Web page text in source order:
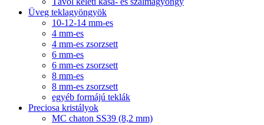
Üveg teklagyöngyök
10-12-14 mm-es
4 mm-es
4 mm-es zsorzsett
6 mm-es
6 mm-es zsorzsett
8 mm-es
8 mm-es zsorzsett
egyéb formájú teklák
Preciosa kristályok
MC chaton SS39 (8,2 mm)